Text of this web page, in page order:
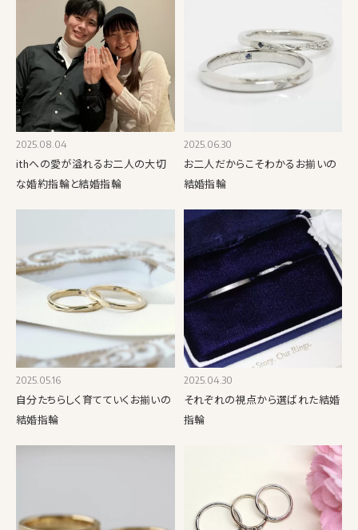
2025.08.04
ithへの愛が溢れるお二人の大切
な婚約指輪と結婚指輪
2025.06.30
お二人だからこそわかるお揃いの
結婚指輪
2025.05.16
自分たちらしく育てていくお揃いの
結婚指輪
2025.04.30
それぞれの視点から選ばれた結婚
指輪